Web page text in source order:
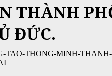
THÀNH
ĐỨC.